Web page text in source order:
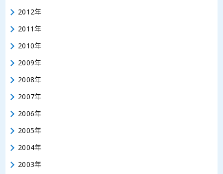
2012年
2011年
2010年
2009年
2008年
2007年
2006年
2005年
2004年
2003年